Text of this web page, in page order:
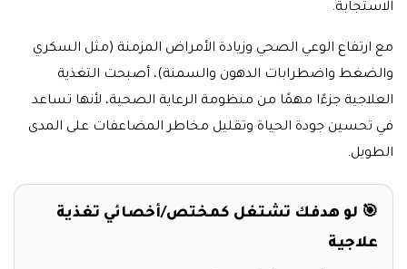
الاستجابة.
مع ارتفاع الوعي الصحي وزيادة الأمراض المزمنة (مثل السكري
والضغط واضطرابات الدهون والسمنة)، أصبحت التغذية
العلاجية جزءًا مهمًا من منظومة الرعاية الصحية، لأنها تساعد
في تحسين جودة الحياة وتقليل مخاطر المضاعفات على المدى
الطويل.
🎯 لو هدفك تشتغل كمختص/أخصائي تغذية
علاجية